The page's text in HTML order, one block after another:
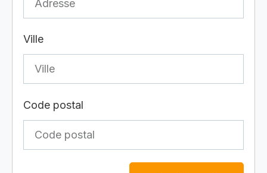
Ville
Code postal